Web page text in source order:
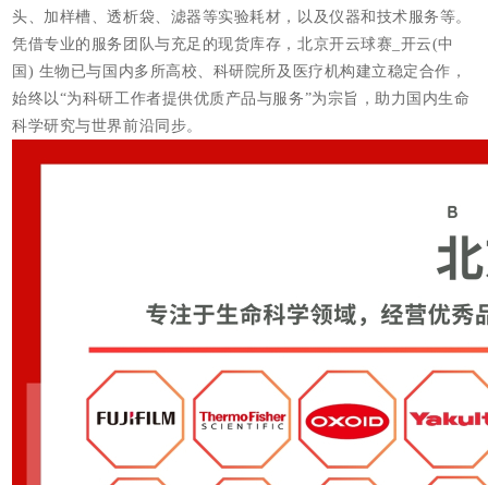
头、加样槽、透析袋、滤器等实验耗材，以及仪器和技术服务等。
凭借专业的服务团队与充足的现货库存，北京开云球赛_开云(中
国) 生物已与国内多所高校、科研院所及医疗机构建立稳定合作，
始终以“为科研工作者提供优质产品与服务”为宗旨，助力国内生命
科学研究与世界前沿同步。